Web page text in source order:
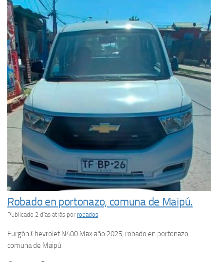
Robado en portonazo, comuna de Maipú.
Publicado 2 días atrás por robados
Furgón Chevrolet N400 Max año 2025, robado en portonazo,
comuna de Maipú.